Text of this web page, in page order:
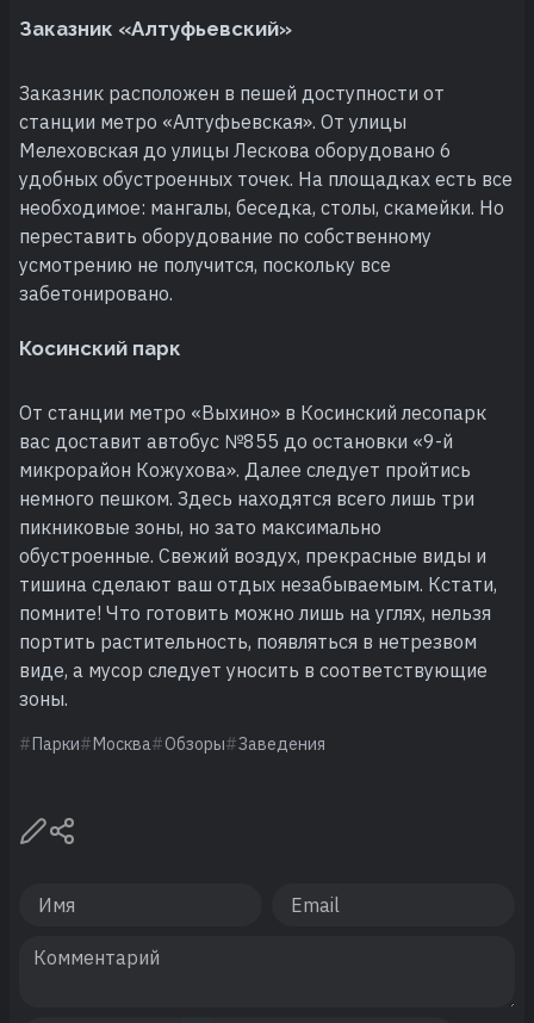
Заказник «Алтуфьевский»
Заказник расположен в пешей доступности от
станции метро «Алтуфьевская». От улицы
Мелеховская до улицы Лескова оборудовано 6
удобных обустроенных точек. На площадках есть все
необходимое: мангалы, беседка, столы, скамейки. Но
переставить оборудование по собственному
усмотрению не получится, поскольку все
забетонировано.
Косинский парк
От станции метро «Выхино» в Косинский лесопарк
вас доставит автобус №855 до остановки «9-й
микрорайон Кожухова». Далее следует пройтись
немного пешком. Здесь находятся всего лишь три
пикниковые зоны, но зато максимально
обустроенные. Свежий воздух, прекрасные виды и
тишина сделают ваш отдых незабываемым. Кстати,
помните! Что готовить можно лишь на углях, нельзя
портить растительность, появляться в нетрезвом
виде, а мусор следует уносить в соответствующие
зоны.
Парки Москва Обзоры Заведения